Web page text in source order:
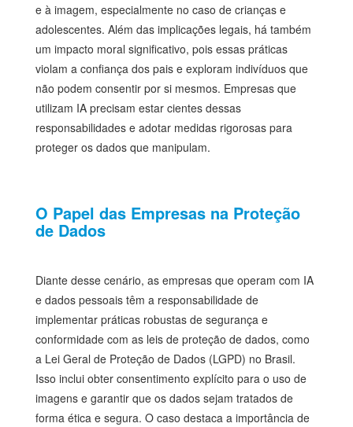
e à imagem, especialmente no caso de crianças e
adolescentes. Além das implicações legais, há também
um impacto moral significativo, pois essas práticas
violam a confiança dos pais e exploram indivíduos que
não podem consentir por si mesmos. Empresas que
utilizam IA precisam estar cientes dessas
responsabilidades e adotar medidas rigorosas para
proteger os dados que manipulam.
O Papel das Empresas na Proteção
de Dados
Diante desse cenário, as empresas que operam com IA
e dados pessoais têm a responsabilidade de
implementar práticas robustas de segurança e
conformidade com as leis de proteção de dados, como
a Lei Geral de Proteção de Dados (LGPD) no Brasil.
Isso inclui obter consentimento explícito para o uso de
imagens e garantir que os dados sejam tratados de
forma ética e segura. O caso destaca a importância de